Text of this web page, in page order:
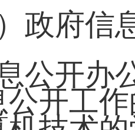
）政府
公开办
公开工